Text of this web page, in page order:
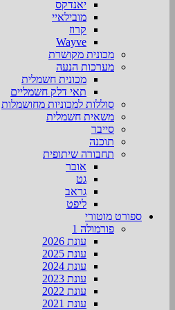
יאנדקס
מובילאיי
קרוז
Wayve
מכונית מקושרת
מערכות הנעה
מכונית חשמלית
תאי דלק חשמליים
סוללות למכוניות מחושמלות
משאית חשמלית
סייבר
תוכנה
תחבורה שיתופית
אובר
גט
גראב
ליפט
ספורט מוטורי
פורמולה 1
עונת 2026
עונת 2025
עונת 2024
עונת 2023
עונת 2022
עונת 2021